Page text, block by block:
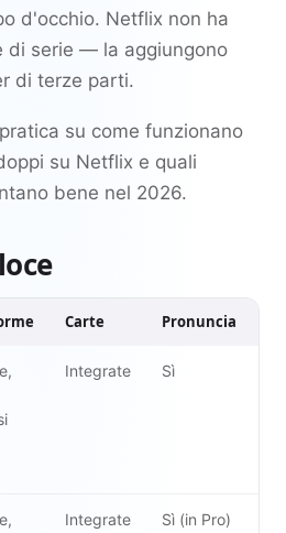
d'occhio. Netflix non ha
di serie — la aggiungono
di terze parti.
su come funzionano
su Netflix e quali
bene nel 2026.
Carte Pronuncia
Integrate Sì
Integrate Sì (in Pro)